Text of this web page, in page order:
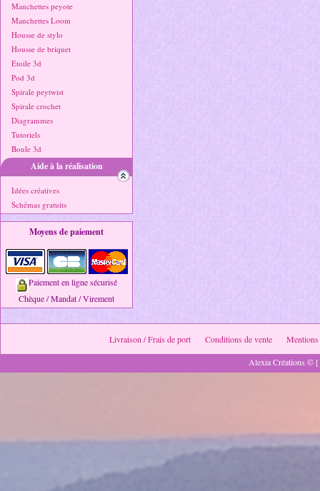
Manchettes peyote
Manchettes Loom
Housse de stylo
Housse de briquet
Etoile 3d
Pod 3d
Spirale peytwist
Spirale crochet
Diagrammes
Tutoriels
Boule 3d
Aide à la réalisation
Idées créatives
Schémas gratuits
Moyens de paiement
Paiement en ligne sécurisé
Chèque / Mandat / Virement
Livraison / Frais de port Conditions de vente
Mentions
Alexia Créations ©